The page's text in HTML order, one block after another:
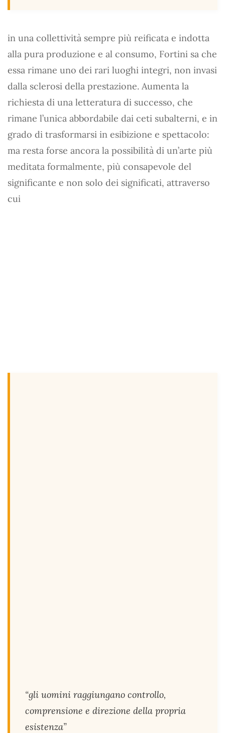
in una collettività sempre più reificata e indotta
alla pura produzione e al consumo, Fortini sa che
essa rimane uno dei rari luoghi integri, non invasi
dalla sclerosi della prestazione. Aumenta la
richiesta di una letteratura di successo, che
rimane l’unica abbordabile dai ceti subalterni, e in
grado di trasformarsi in esibizione e spettacolo:
ma resta forse ancora la possibilità di un’arte più
meditata formalmente, più consapevole del
significante e non solo dei significati, attraverso
cui
“gli uomini raggiungano controllo,
comprensione e direzione della propria
esistenza”